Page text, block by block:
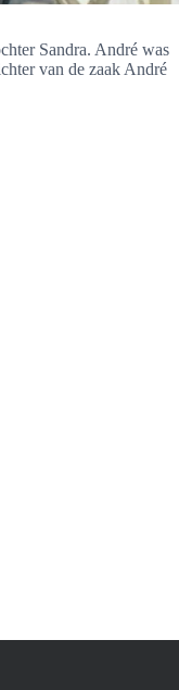
Sandra. André was
van de zaak André